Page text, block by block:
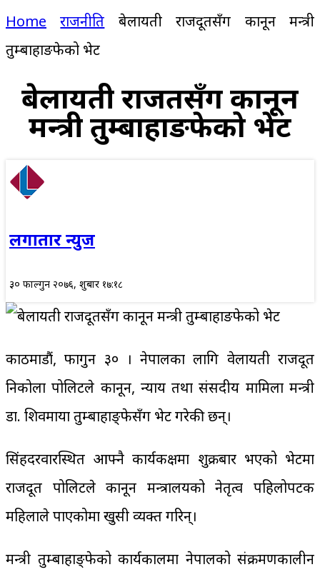
Home राजनीति
बेलायती राजदूतसँग कानून मन्त्री
तुम्बाहाङफेको भेट
बेलायती राजदूतसँग कानून
मन्त्री तुम्बाहाङफेको भेट
लगातार न्युज
३० फाल्गुन २०७६, शुक्रबार १७:१८
काठमाडौं, फागुन ३० । नेपालका लागि वेलायती राजदूत
निकोला पोलिटले कानून, न्याय तथा संसदीय मामिला मन्त्री
डा. शिवमाया तुम्बाहाङ्फेसँग भेट गरेकी छन्।
सिंहदरवारस्थित आफ्नै कार्यकक्षमा शुक्रबार भएको भेटमा
राजदूत पोलिटले कानून मन्त्रालयको नेतृत्व पहिलोपटक
महिलाले पाएकोमा खुसी व्यक्त गरिन्।
मन्त्री तुम्बाहाङ्फेको कार्यकालमा नेपालको संक्रमणकालीन